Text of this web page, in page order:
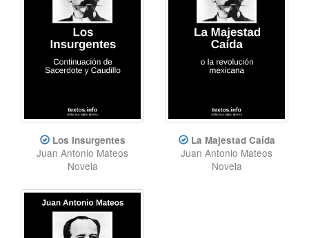
Los Insurgentes
Juan Antonio Mateos
Novela
La Majestad Caída
Juan Antonio Mateos
Novela